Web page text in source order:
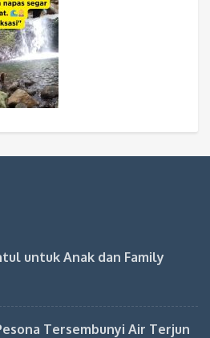
untuk Anak dan Family
Tersembunyi Air Terjun